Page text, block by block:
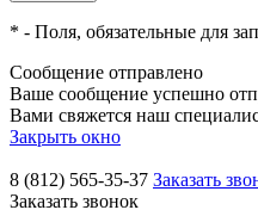
* - Поля, обязательные для
Сообщение отправлено
Ваше сообщение успешно
Вами свяжется наш
Закрыть окно
8 (812) 565-35-37 Заказать
Заказать звонок